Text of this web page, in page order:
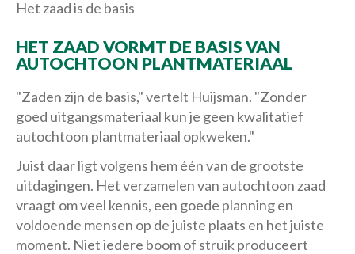
Het zaad is de basis
HET ZAAD VORMT DE BASIS VAN
AUTOCHTOON PLANTMATERIAAL
"Zaden zijn de basis," vertelt Huijsman. "Zonder
goed uitgangsmateriaal kun je geen kwalitatief
autochtoon plantmateriaal opkweken."
Juist daar ligt volgens hem één van de grootste
uitdagingen. Het verzamelen van autochtoon zaad
vraagt om veel kennis, een goede planning en
voldoende mensen op de juiste plaats en het juiste
moment. Niet iedere boom of struik produceert